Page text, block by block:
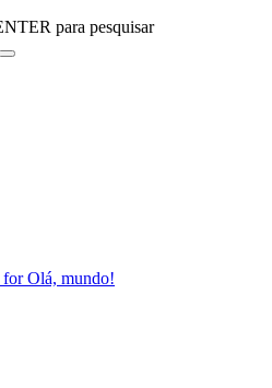
para pesquisar